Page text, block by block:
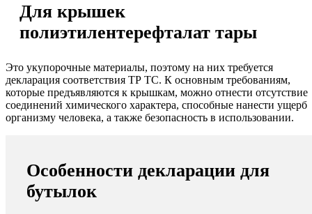
Для крышек
полиэтилентерефталат тары
Это укупорочные материалы, поэтому на них требуется
декларация соответствия ТР ТС. К основным требованиям,
которые предъявляются к крышкам, можно отнести отсутствие
соединений химического характера, способные нанести ущерб
организму человека, а также безопасность в использовании.
Особенности декларации для
бутылок